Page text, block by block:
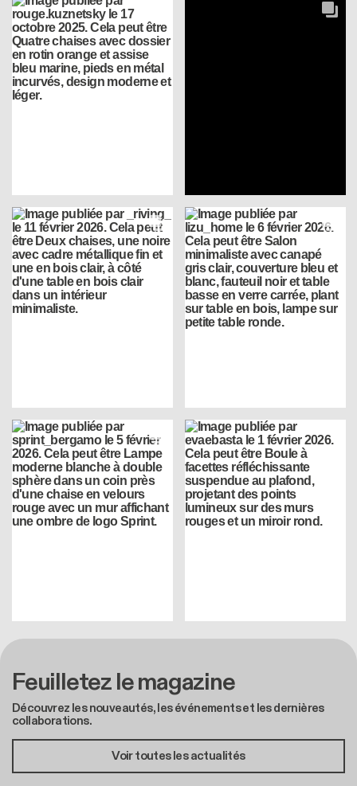
Feuilletez le magazine
Découvrez les nouveautés, les événements et les dernières
collaborations.
Voir toutes les actualités